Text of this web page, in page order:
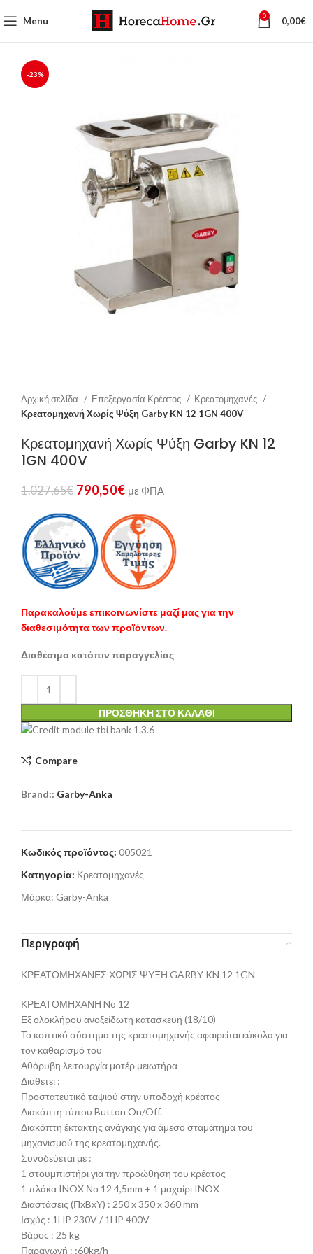
Menu 0 0,00€
-23%
Αρχική σελίδα Επεξεργασία Κρέατος
Κρεατομηχανές
Κρεατομηχανή Χωρίς Ψύξη Garby KN 12 1GN 400V
Κρεατομηχανή Χωρίς Ψύξη Garby KN 12
1GN 400V
1.027,65€ 790,50€ με ΦΠΑ
Παρακαλούμε επικοινωνίστε μαζί μας για την
διαθεσιμότητα των προϊόντων.
Διαθέσιμο κατόπιν παραγγελίας
ΠΡΟΣΘΉΚΗ ΣΤΟ ΚΑΛΆΘΙ
Compare
Brand:: Garby-Anka
Κωδικός προϊόντος: 005021
Κατηγορία: Κρεατομηχανές
Μάρκα: Garby-Anka
Περιγραφή
ΚΡΕΑΤΟΜΗΧΑΝΕΣ ΧΩΡΙΣ ΨΥΞΗ GARBY KN 12 1GN
ΚΡΕΑΤΟΜΗΧΑΝΗ No 12
Εξ ολοκλήρου ανοξείδωτη κατασκευή (18/10)
Το κοπτικό σύστημα της κρεατομηχανής αφαιρείται εύκολα για
τον καθαρισμό του
Αθόρυβη λειτουργία μοτέρ μειωτήρα
Διαθέτει :
Προστατευτικό ταψιού στην υποδοχή κρέατος
Διακόπτη τύπου Button On/Off.
Διακόπτη έκτακτης ανάγκης για άμεσο σταμάτημα του
μηχανισμού της κρεατομηχανής.
Συνοδεύεται με :
1 στουμπιστήρι για την προώθηση του κρέατος
1 πλάκα INOX Νο 12 4,5mm + 1 μαχαίρι INOX
Διαστάσεις (ΠxBxΥ) : 250 x 350 x 360 mm
Ισχύς : 1HP 230V / 1HP 400V
Βάρος : 25 kg
Παραγωγή : :60kg/h